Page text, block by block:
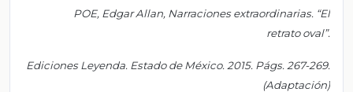
POE, Edgar Allan, Narraciones extraordinarias. “El
retrato oval”.
Ediciones Leyenda. Estado de México. 2015. Págs. 267-269.
(Adaptación)